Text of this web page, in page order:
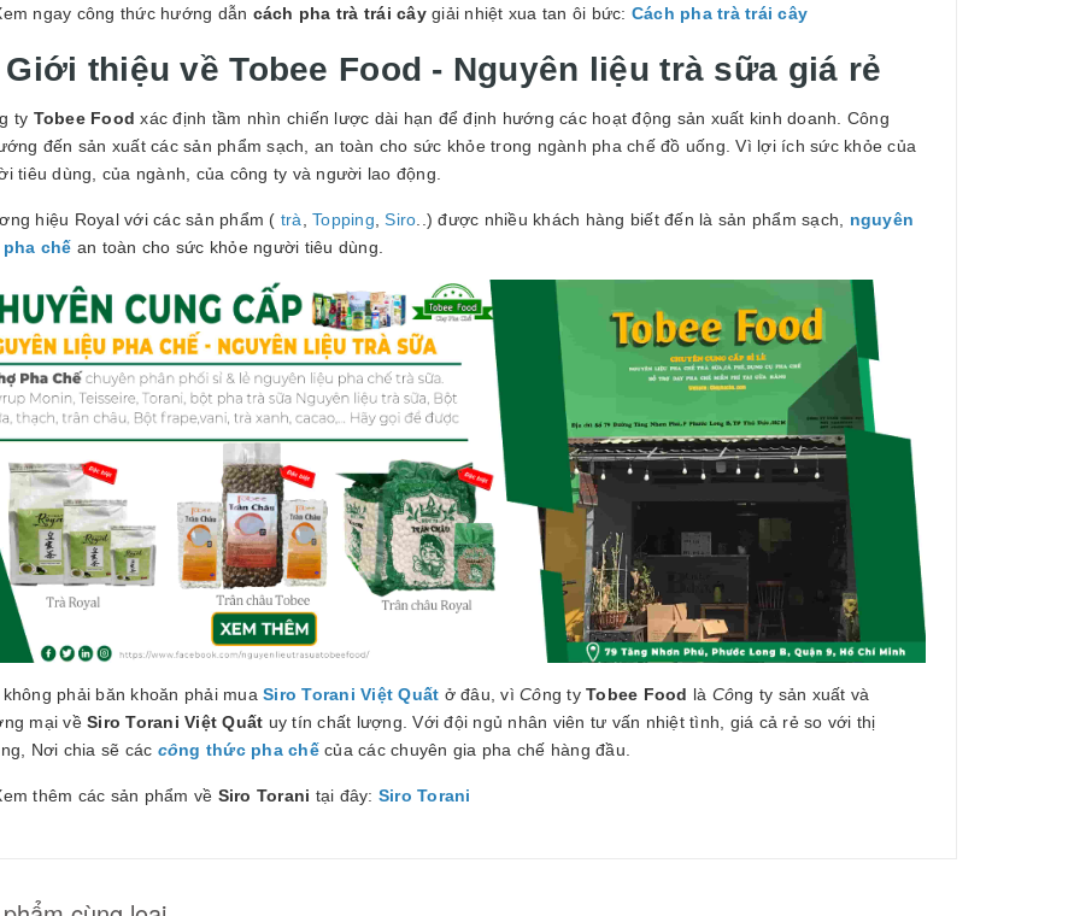
ngay công thức hướng dẫn cách pha trà trái câygiải nhiệt xua tan ôi bức: Cách pha trà trái cây
Giới thiệu về Tobee Food - Nguyên liệu trà sữa giá rẻ
ty Tobee Food xác định tầm nhìn chiến lược dài hạn để định hướng các hoạt động sản xuất kinh doanh. Công
đến sản xuất các sản phẩm sạch, an toàn cho sức khỏe trong ngành pha chế đồ uống. Vì lợi ích sức khỏe của
tiêu dùng, của ngành, của công ty và người lao động.
hiệu Royal với các sản phẩm ( trà Topping ,Siro ..) được nhiều khách hàng biết đến là sản phẩm sạch, nguyên
chế an toàn cho sức khỏe người tiêu dùng.
phải băn khoăn phải mua Siro Torani Việt Quất ở đâu, vì Công ty Tobee Food là Công ty sản xuất và
mại về Siro Torani Việt Quất uy tín chất lượng. Với đội ngủ nhân viên tư vấn nhiệt tình, giá cả rẻ so với thị
Nơi chia sẽ các công thức pha chếcủa các chuyên gia pha chế hàng đầu.
thêm các sản phẩm về Siro Torani tại đây: Siro Torani